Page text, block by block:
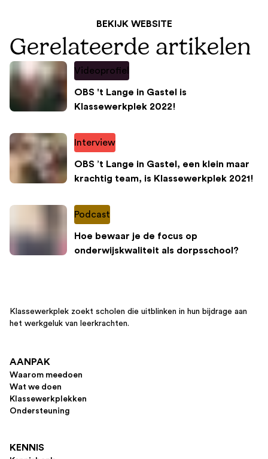
BEKIJK WEBSITE
Gerelateerde artikelen
Videoprofiel
OBS 't Lange in Gastel is
Klassewerkplek 2022!
Interview
OBS ’t Lange in Gastel, een klein maar
krachtig team, is Klassewerkplek 2021!
Podcast
Hoe bewaar je de focus op
onderwijskwaliteit als dorpsschool?
Klassewerkplek zoekt scholen die uitblinken in hun bijdrage aan
het werkgeluk van leerkrachten.
AANPAK
Waarom meedoen
Wat we doen
Klassewerkplekken
Ondersteuning
KENNIS